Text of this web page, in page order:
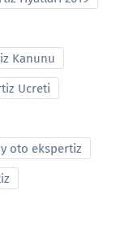
Kanunu
Ucreti
oto ekspertiz